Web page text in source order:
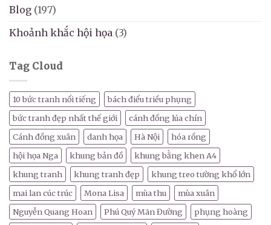
Blog (197)
Khoảnh khắc hội họa (3)
Tag Cloud
10 bức tranh nổi tiếng
bách điểu triều phụng
bức tranh đẹp nhất thế giới
cánh đồng lúa chín
Cánh đồng xuân
danh họa Hà Nội
hóa rồng
hội họa Nga
khung bản đồ
khung bằng khen A4
khung tranh
khung tranh đẹp
khung treo tường khổ lớn
mai lan cúc trúc
Mona Lisa mùa thu
mùa xuân
Nguyễn Quang Hoan
Phú Quý Mãn Đường
phụng hoàng